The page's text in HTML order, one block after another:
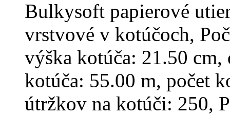
Bulkysoft papierové
vrstvové v kotúčoch,
výška kotúča: 21.50
kotúča: 55.00 m, počet
útržkov na kotúči: 250,